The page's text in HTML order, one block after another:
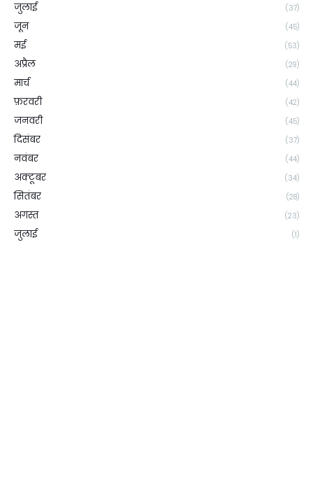
जुलाई (37)
जून (45)
मई (53)
अप्रैल (29)
मार्च (44)
फ़रवरी (42)
जनवरी (45)
दिसंबर (37)
नवंबर (44)
अक्टूबर (34)
सितंबर (28)
अगस्त (23)
जुलाई (1)